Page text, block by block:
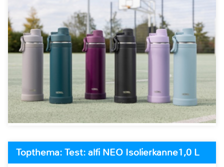
Topthema: Test: alfi NEO Isolierkanne1,0 L